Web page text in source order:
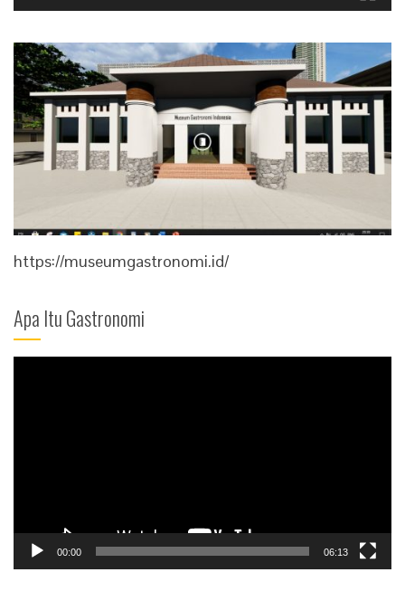
https://museumgastronomi.id/
Apa Itu Gastronomi
00:00 06:13